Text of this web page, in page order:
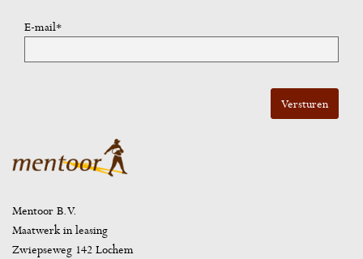
E-mail*
Mentoor B.V.
Maatwerk in leasing
Zwiepseweg 142 Lochem